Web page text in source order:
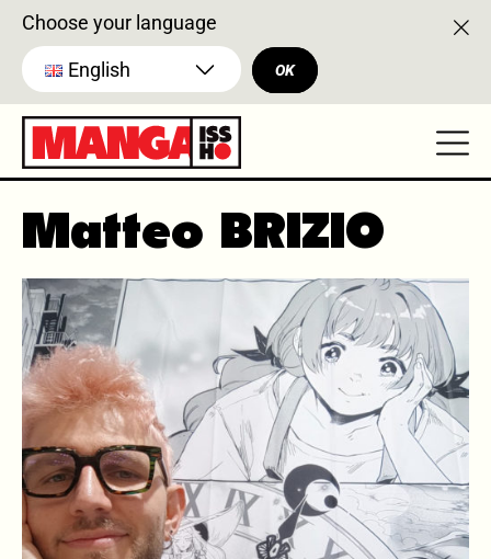
Choose your language
English OK
Matteo BRIZIO